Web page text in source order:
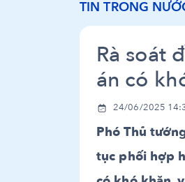
TIN TRONG
Rà soát
án có
24/06/2025
Phó Thủ
tục phối hợp